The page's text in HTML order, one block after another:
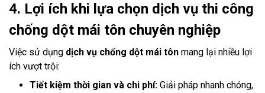
4. Lợi ích khi lựa chọn dịch vụ thi công
chống dột mái tôn chuyên nghiệp
Việc sử dụng dịch vụ chống dột mái tôn mang lại nhiều lợi
ích vượt trội:
Tiết kiệm thời gian và chi phí: Giải pháp nhanh chóng,